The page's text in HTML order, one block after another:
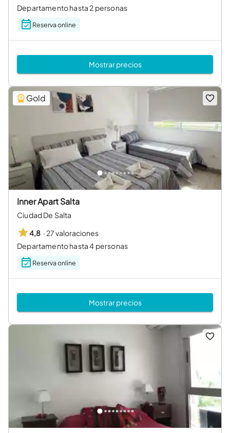
Departamento hasta 2 personas
Reserva online
Mostrar precios
Gold
Inner Apart Salta
Ciudad De Salta
4,8 · 27 valoraciones
Departamento hasta 4 personas
Reserva online
Mostrar precios